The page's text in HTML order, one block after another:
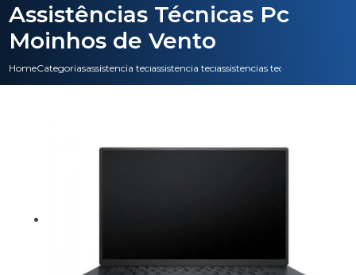
HomeCategoriasassistencia tecnicaassistencia tecnica para impressora
assistencias tecnicas pc
Assistências Técnicas Pc
Moinhos de Vento